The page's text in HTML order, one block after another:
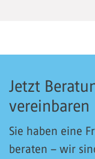
Jetzt
vereinbaren
Sie haben eine
beraten – wir